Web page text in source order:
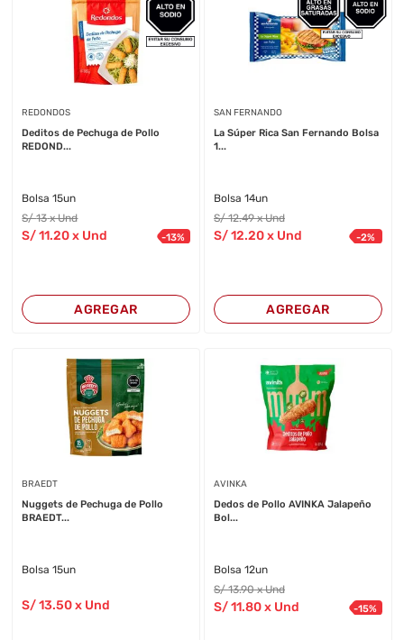
REDONDOS
Deditos de Pechuga de Pollo
REDOND...
Bolsa 15un
S/13 x Und
S/11.20 x Und -13%
AGREGAR
SAN FERNANDO
La Súper Rica San Fernando Bolsa
1...
Bolsa 14un
S/12.49 x Und
S/12.20x Und -2%
AGREGAR
BRAEDT
Nuggets de Pechuga de Pollo
BRAEDT...
Bolsa 15un
S/13.50 x Und
AVINKA
Dedos de Pollo AVINKA Jalapeño
Bol...
Bolsa 12un
S/13.90 x Und
S/11.80x Und -15%